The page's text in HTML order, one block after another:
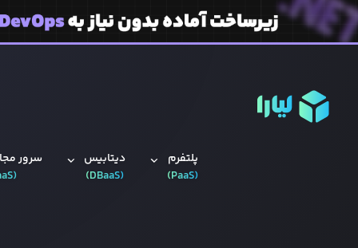
سرور
(
دیتابیس‌
(
DBaaS
)
پلتفرم
(
PaaS
)